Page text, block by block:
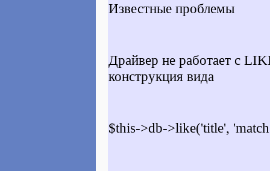
Известные проблемы
Драйвер не работает с
конструкция вида
$this->db->like('title',